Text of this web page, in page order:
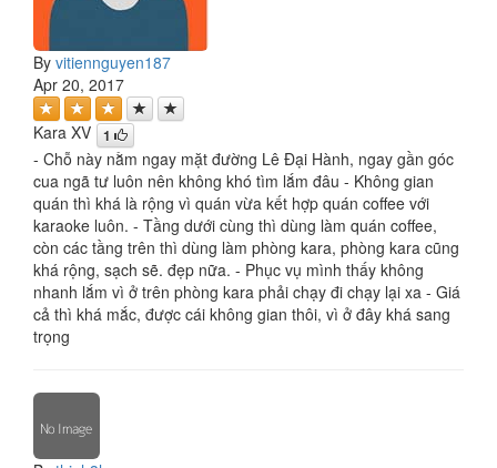
By vitiennguyen187
Apr 20, 2017
Kara XV 1
- Chỗ này nằm ngay mặt đường Lê Đại Hành, ngay gần góc
cua ngã tư luôn nên không khó tìm lắm đâu - Không gian
quán thì khá là rộng vì quán vừa kết hợp quán coffee với
karaoke luôn. - Tầng dưới cùng thì dùng làm quán coffee,
còn các tầng trên thì dùng làm phòng kara, phòng kara cũng
khá rộng, sạch sẽ. đẹp nữa. - Phục vụ mình thấy không
nhanh lắm vì ở trên phòng kara phải chạy đi chạy lại xa - Giá
cả thì khá mắc, được cái không gian thôi, vì ở đây khá sang
trọng